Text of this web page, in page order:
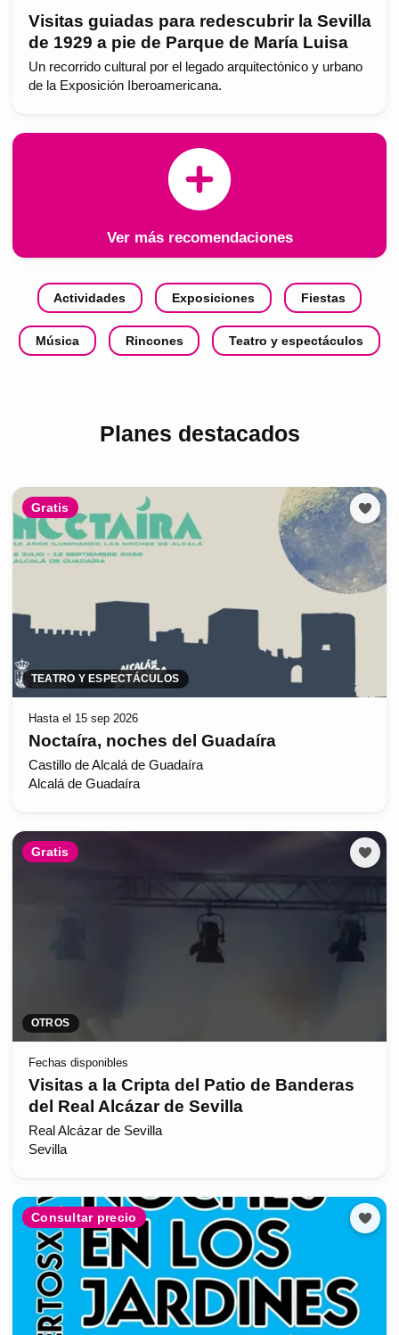
Visitas guiadas para redescubrir la Sevilla
de 1929 a pie de Parque de María Luisa
Un recorrido cultural por el legado arquitectónico y urbano
de la Exposición Iberoamericana.
Ver más recomendaciones
Actividades Exposiciones Fiestas
Música Rincones Teatro y espectáculos
Planes destacados
Gratis
TEATRO Y ESPECTÁCULOS
Hasta el 15 sep 2026
Noctaíra, noches del Guadaíra
Castillo de Alcalá de Guadaíra
Alcalá de Guadaíra
Gratis
OTROS
Fechas disponibles
Visitas a la Cripta del Patio de Banderas
del Real Alcázar de Sevilla
Real Alcázar de Sevilla
Sevilla
Consultar precio